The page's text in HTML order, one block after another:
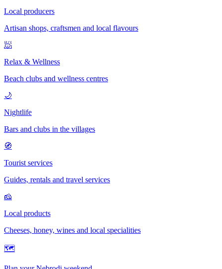
Local producers
Artisan shops, craftsmen and local flavours
🧖
Relax & Wellness
Beach clubs and wellness centres
🌙
Nightlife
Bars and clubs in the villages
🧭
Tourist services
Guides, rentals and travel services
🧀
Local products
Cheeses, honey, wines and local specialities
🗺